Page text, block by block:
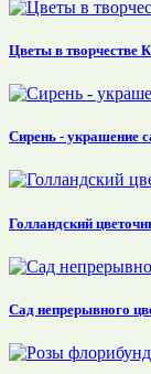
Цветы в творчестве
Сирень - украшение
Голландский
Сад непрерывного